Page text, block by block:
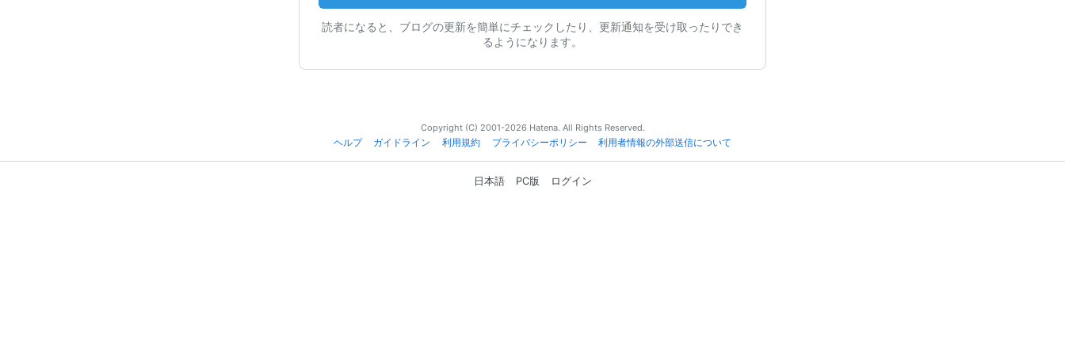
読者になると、ブログの更新を簡単にチェックしたり、更新通知を受け取ったりでき
るようになります。
Copyright (C) 2001-2026 Hatena. All Rights Reserved.
ヘルプ
ガイドライン 利用規約 プライバシーポリシー 利用者情報の外部送信について
日本語 PC版 ログイン